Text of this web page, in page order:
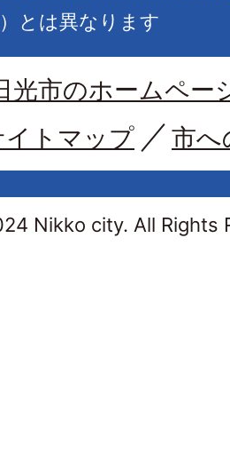
とは異なります
光市のホームペー
イトマップ
市へ
Nikko city. All Rights